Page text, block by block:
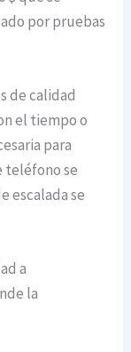
por pruebas
de calidad
el tiempo o
para
teléfono se
escalada se
a
la